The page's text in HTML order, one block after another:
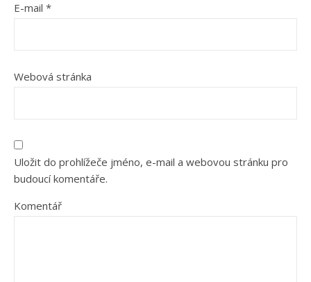
E-mail *
Webová stránka
Uložit do prohlížeče jméno, e-mail a webovou stránku pro
budoucí komentáře.
Komentář